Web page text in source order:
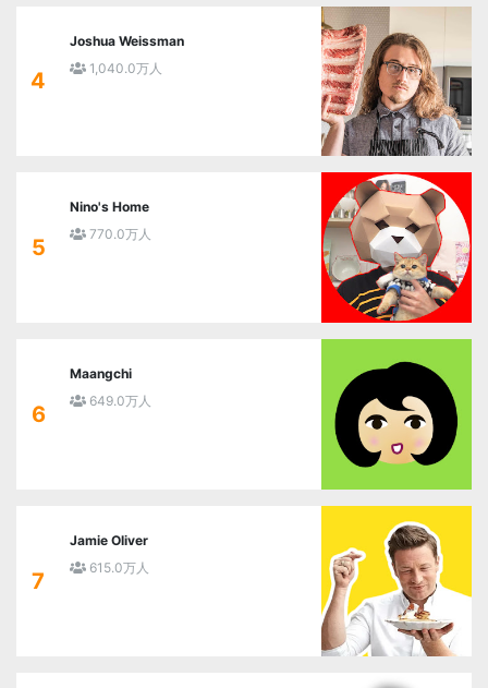
4
Joshua Weissman
1,040.0万人
5
Nino's Home
770.0万人
6
Maangchi
649.0万人
7
Jamie Oliver
615.0万人